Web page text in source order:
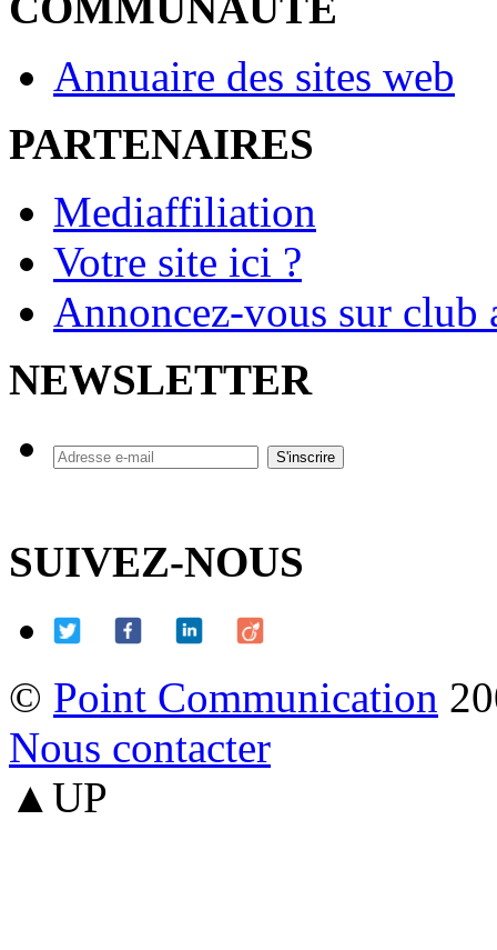
Annuaire des sites web
PARTENAIRES
Mediaffiliation
Votre site ici ?
Annoncez-vous sur
NEWSLETTER
SUIVEZ-NOUS
© Point Communication
Nous contacter
▲UP